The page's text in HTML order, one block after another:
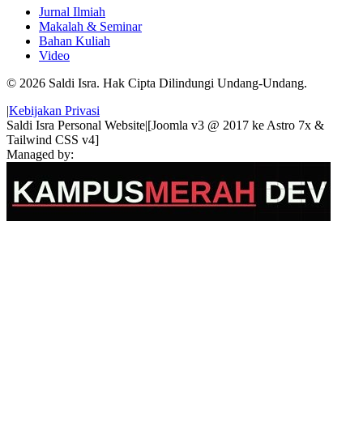
Jurnal Ilmiah
Makalah & Seminar
Bahan Kuliah
Video
© 2026 Saldi Isra. Hak Cipta Dilindungi Undang-Undang.
|Kebijakan Privasi
Saldi Isra Personal Website|[Joomla v3 @ 2017 ke Astro 7x &
Tailwind CSS v4]
Managed by: